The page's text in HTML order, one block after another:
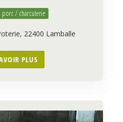
porc / charcuterie
22400 Lamballe
PLUS